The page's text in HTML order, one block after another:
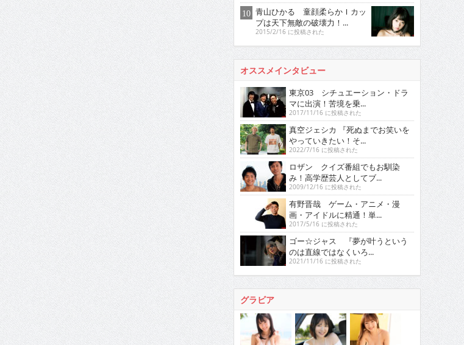
青山ひかる 童顔柔らかＩカッ
プは天下無敵の破壊力！...
2015/2/16 に投稿された
オススメインタビュー
東京03 シチュエーション・ドラ
マに出演！苦境を乗...
2017/11/16 に投稿された
真空ジェシカ 『死ぬまでお笑いを
やっていきたい！そ...
2022/7/16 に投稿された
ロザン クイズ番組でもお馴染
み！高学歴芸人としてブ...
2009/12/16 に投稿された
有野晋哉 ゲーム・アニメ・漫
画・アイドルに精通！単...
2017/5/16 に投稿された
ゴー☆ジャス 『夢が叶うという
のは直線ではなくいろ...
2021/11/16 に投稿された
グラビア